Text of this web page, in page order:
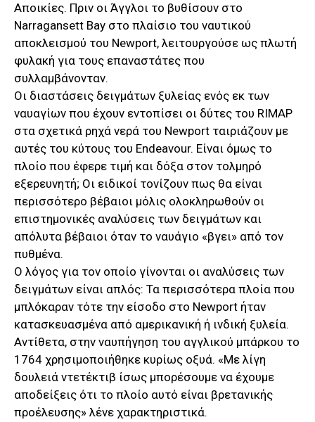
Αποικίες. Πριν οι Άγγλοι το βυθίσουν στο
Narragansett Bay στο πλαίσιο του ναυτικού
αποκλεισμού του Newport, λειτουργούσε ως πλωτή
φυλακή για τους επαναστάτες που
συλλαμβάνονταν.
Οι διαστάσεις δειγμάτων ξυλείας ενός εκ των
ναυαγίων που έχουν εντοπίσει οι δύτες του RIMAP
στα σχετικά ρηχά νερά του Newport ταιριάζουν με
αυτές του κύτους του Endeavour. Είναι όμως το
πλοίο που έφερε τιμή και δόξα στον τολμηρό
εξερευνητή; Οι ειδικοί τονίζουν πως θα είναι
περισσότερο βέβαιοι μόλις ολοκληρωθούν οι
επιστημονικές αναλύσεις των δειγμάτων και
απόλυτα βέβαιοι όταν το ναυάγιο «βγει» από τον
πυθμένα.
Ο λόγος για τον οποίο γίνονται οι αναλύσεις των
δειγμάτων είναι απλός: Τα περισσότερα πλοία που
μπλόκαραν τότε την είσοδο στο Newport ήταν
κατασκευασμένα από αμερικανική ή ινδική ξυλεία.
Αντίθετα, στην ναυπήγηση του αγγλικού μπάρκου το
1764 χρησιμοποιήθηκε κυρίως οξυά. «Με λίγη
δουλειά ντετέκτιβ ίσως μπορέσουμε να έχουμε
αποδείξεις ότι το πλοίο αυτό είναι βρετανικής
προέλευσης» λένε χαρακτηριστικά.